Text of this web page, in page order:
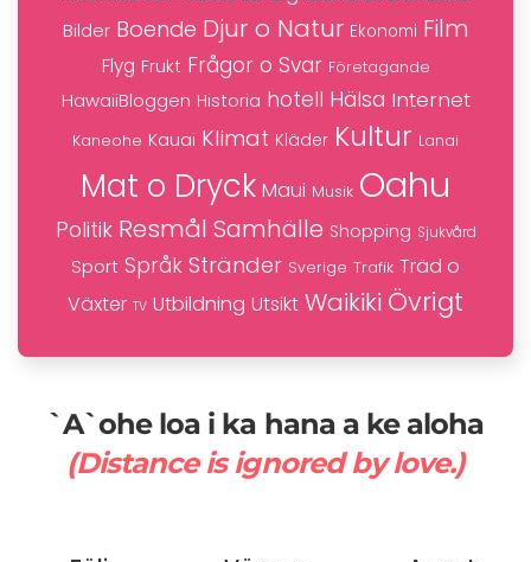
Bilder Boende Djur o Natur Ekonomi Film
Flyg Frukt Frågor o Svar Företagande
HawaiiBloggen Historia hotell Hälsa Internet
Kaneohe Kauai Klimat Kläder Kultur Lanai
Mat o Dryck Maui Musik Oahu
Politik Resmål Samhälle Shopping Sjukvård
Sport Språk Stränder Sverige Trafik Träd o
Växter TV Utbildning Utsikt Waikiki Övrigt
`A`ohe loa i ka hana a ke aloha
(Distance is ignored by love.)